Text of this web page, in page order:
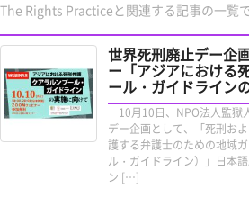
The Rights Practiceと関連する記事の一覧で
世界死刑廃止デー企
ー「アジアにおける
ール・ガイドライン
10月10日、NPO法人監獄
デー企画として、「死刑お
護する弁護士のための地域
ル・ガイドライン）」日本
ン […]